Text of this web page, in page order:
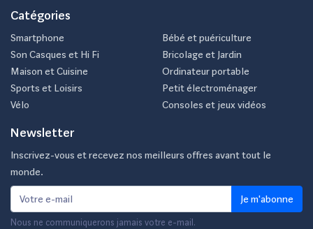
Catégories
Smartphone
Son Casques et Hi Fi
Maison et Cuisine
Sports et Loisirs
Vélo
Bébé et puériculture
Bricolage et Jardin
Ordinateur portable
Petit électroménager
Consoles et jeux vidéos
Newsletter
Inscrivez-vous et recevez nos meilleurs offres avant tout le
monde.
Je m'abonne
Nous ne communiquerons jamais votre e-mail.